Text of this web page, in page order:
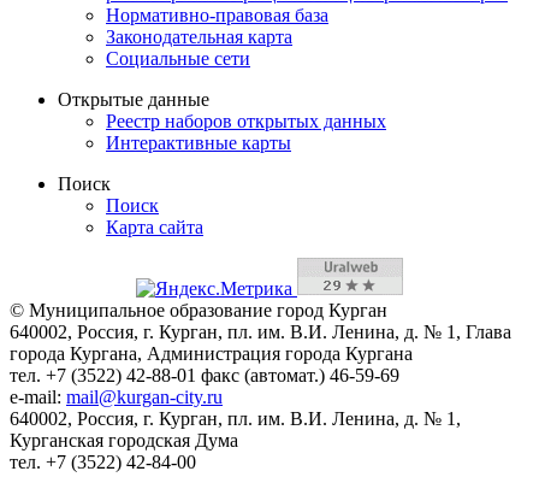
Нормативно-правовая база
Законодательная карта
Социальные сети
Открытые данные
Реестр наборов открытых данных
Интерактивные карты
Поиск
Поиск
Карта сайта
© Муниципальное образование город Курган
640002, Россия, г. Курган, пл. им. В.И. Ленина, д. № 1, Глава
города Кургана, Администрация города Кургана
тел. +7 (3522) 42-88-01 факс (автомат.) 46-59-69
e-mail: mail@kurgan-city.ru
640002, Россия, г. Курган, пл. им. В.И. Ленина, д. № 1,
Курганская городская Дума
тел. +7 (3522) 42-84-00